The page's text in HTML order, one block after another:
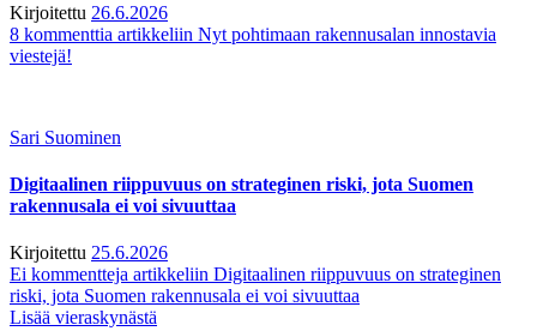
Kirjoitettu 26.6.2026
8 kommenttia artikkeliin Nyt pohtimaan rakennusalan innostavia
viestejä!
Sari Suominen
Digitaalinen riippuvuus on strateginen riski, jota Suomen
rakennusala ei voi sivuuttaa
Kirjoitettu 25.6.2026
Ei kommentteja artikkeliin Digitaalinen riippuvuus on strateginen
riski, jota Suomen rakennusala ei voi sivuuttaa
Lisää vieraskynästä